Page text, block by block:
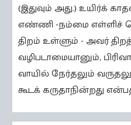
(இதுவும் அது.) உயிர்க்
எண்ணி -நம்மை எள்ளிச்
திறம் உள்ளும் - அவர்
வழிபடாமையானும்,
வாயில் நேர்தலும்
கூடக் கருதாநின்றது